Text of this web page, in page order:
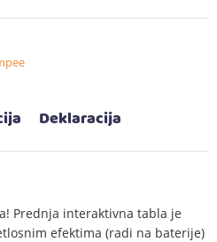
Deklaracija
Prednja interaktivna tabla je
efektima (radi na baterije)